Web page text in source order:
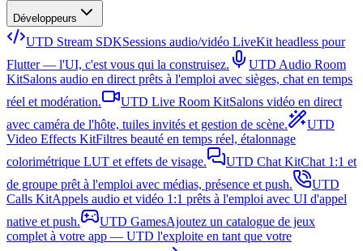
Développeurs
UTD Stream SDKSessions audio/vidéo LiveKit headless pour
Flutter — l'UI, c'est vous qui la construisez.
UTD Audio Room
KitSalons audio en direct prêts à l'emploi avec sièges, chat en temps
réel et modération.
UTD Live Room KitSalons vidéo en direct
avec caméra de l'hôte, tuiles invités et gestion de scène.
UTD
Video Effects KitFiltres beauté en temps réel, étalonnage
colorimétrique LUT et effets de visage.
UTD Chat KitChat 1:1 et
de groupe prêt à l'emploi avec médias, présence et push.
UTD
Calls KitAppels audio et vidéo 1:1 prêts à l'emploi avec UI d'appel
native et push.
UTD GamesAjoutez un catalogue de jeux
complet à votre app — UTD l'exploite en tant que votre